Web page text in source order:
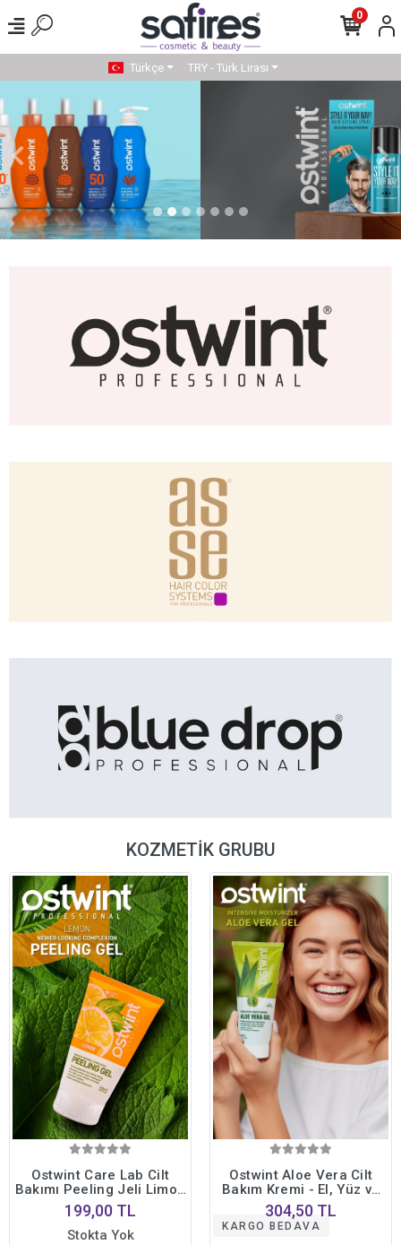
0
Türkçe TRY - Türk Lirası
KOZMETİK GRUBU
Ostwint Care Lab Cilt
Bakımı Peeling Jeli Limon
125ml Aydınlatıcı,
Canlandırıcı,
Pürüzsüzleştirici
199,00 TL
Stokta Yok
Ostwint Aloe Vera Cilt
Bakım Kremi - El, Yüz ve
Vücut Besleyici,
Nemlendirici, Cilt
Bariyerini Onarıcı 200ml
304,50 TL
KARGO BEDAVA